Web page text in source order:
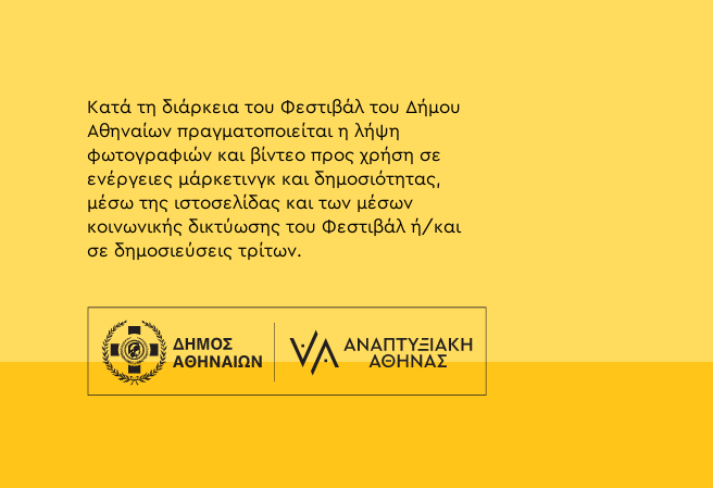
Κατά τη διάρκεια του Φεστιβάλ του Δήμου
Αθηναίων πραγματοποιείται η λήψη
φωτογραφιών και βίντεο προς χρήση σε
ενέργειες μάρκετινγκ και δημοσιότητας,
μέσω της ιστοσελίδας και των μέσων
κοινωνικής δικτύωσης του Φεστιβάλ ή/και
σε δημοσιεύσεις τρίτων.